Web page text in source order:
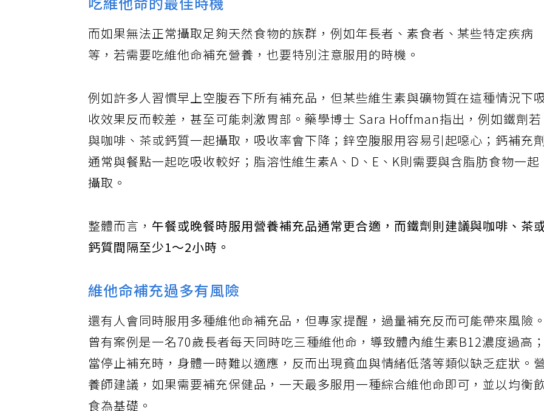
吃維他命的最佳時機
而如果無法正常攝取足夠天然食物的族群，例如年長者、素食者、某些特定疾病
等，若需要吃維他命補充營養，也要特別注意服用的時機。
例如許多人習慣早上空腹吞下所有補充品，但某些維生素與礦物質在這種情況下
收效果反而較差，甚至可能刺激胃部。藥學博士 Sara Hoffman指出，例如鐵劑若
與咖啡、茶或鈣質一起攝取，吸收率會下降；鋅空腹服用容易引起噁心；鈣補充劑
通常與餐點一起吃吸收較好；脂溶性維生素A、D、E、K則需要與含脂肪食物一起
攝取。
整體而言，
午餐或晚餐時服用營養補充品通常更合適，而鐵劑則建議與咖啡、茶
鈣質間隔至少1～2小時。
維他命補充過多有風險
還有人會同時服用多種維他命補充品，但專家提醒，過量補充反而可能帶來風險。
曾有案例是一名70歲長者每天同時吃三種維他命，導致體內維生素B12濃度過高；
當停止補充時，身體一時難以適應，反而出現貧血與情緒低落等類似缺乏症狀。營
養師建議，如果需要補充保健品，一天最多服用一種綜合維他命即可，並以均衡